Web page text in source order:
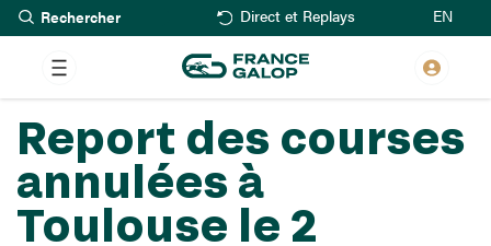
Aller
au
contenu
principal
Rechercher Direct et Replays EN
Report des courses
annulées à
Toulouse le 2